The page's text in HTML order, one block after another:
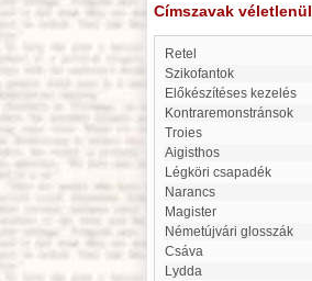
Címszavak véletlenül
Retel
Szikofantok
Előkészítéses kezelés
Kontraremonstránsok
Troies
Aigisthos
Légköri csapadék
Narancs
Magister
Németújvári glosszák
Csáva
Lydda